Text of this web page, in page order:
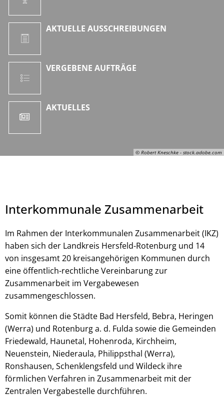
© Robert Kneschke - stock.adobe.com
AKTUELLE AUSSCHREIBUNGEN
VERGEBENE AUFTRÄGE
AKTUELLES
Interkommunale Zusammenarbeit
Im Rahmen der Interkommunalen Zusammenarbeit (IKZ)
haben sich der Landkreis Hersfeld-Rotenburg und 14
von insgesamt 20 kreisangehörigen Kommunen durch
eine öffentlich-rechtliche Vereinbarung zur
Zusammenarbeit im Vergabewesen
zusammengeschlossen.
Somit können die Städte Bad Hersfeld, Bebra, Heringen
(Werra) und Rotenburg a. d. Fulda sowie die Gemeinden
Friedewald, Haunetal, Hohenroda, Kirchheim,
Neuenstein, Niederaula, Philippsthal (Werra),
Ronshausen, Schenklengsfeld und Wildeck ihre
förmlichen Verfahren in Zusammenarbeit mit der
Zentralen Vergabestelle durchführen.